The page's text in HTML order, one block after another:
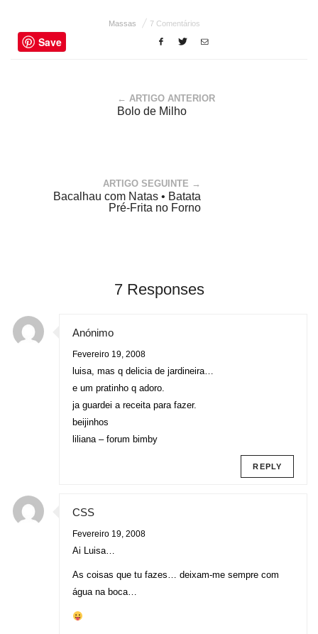
Massas 7 Comentários
Save
← ARTIGO ANTERIOR
Bolo de Milho
ARTIGO SEGUINTE →
Bacalhau com Natas • Batata
Pré-Frita no Forno
7 Responses
Anónimo
Fevereiro 19, 2008
luisa, mas q delicia de jardineira…
e um pratinho q adoro.
ja guardei a receita para fazer.
beijinhos
liliana – forum bimby
REPLY
CSS
Fevereiro 19, 2008
Ai Luisa…
As coisas que tu fazes… deixam-me sempre com
água na boca…